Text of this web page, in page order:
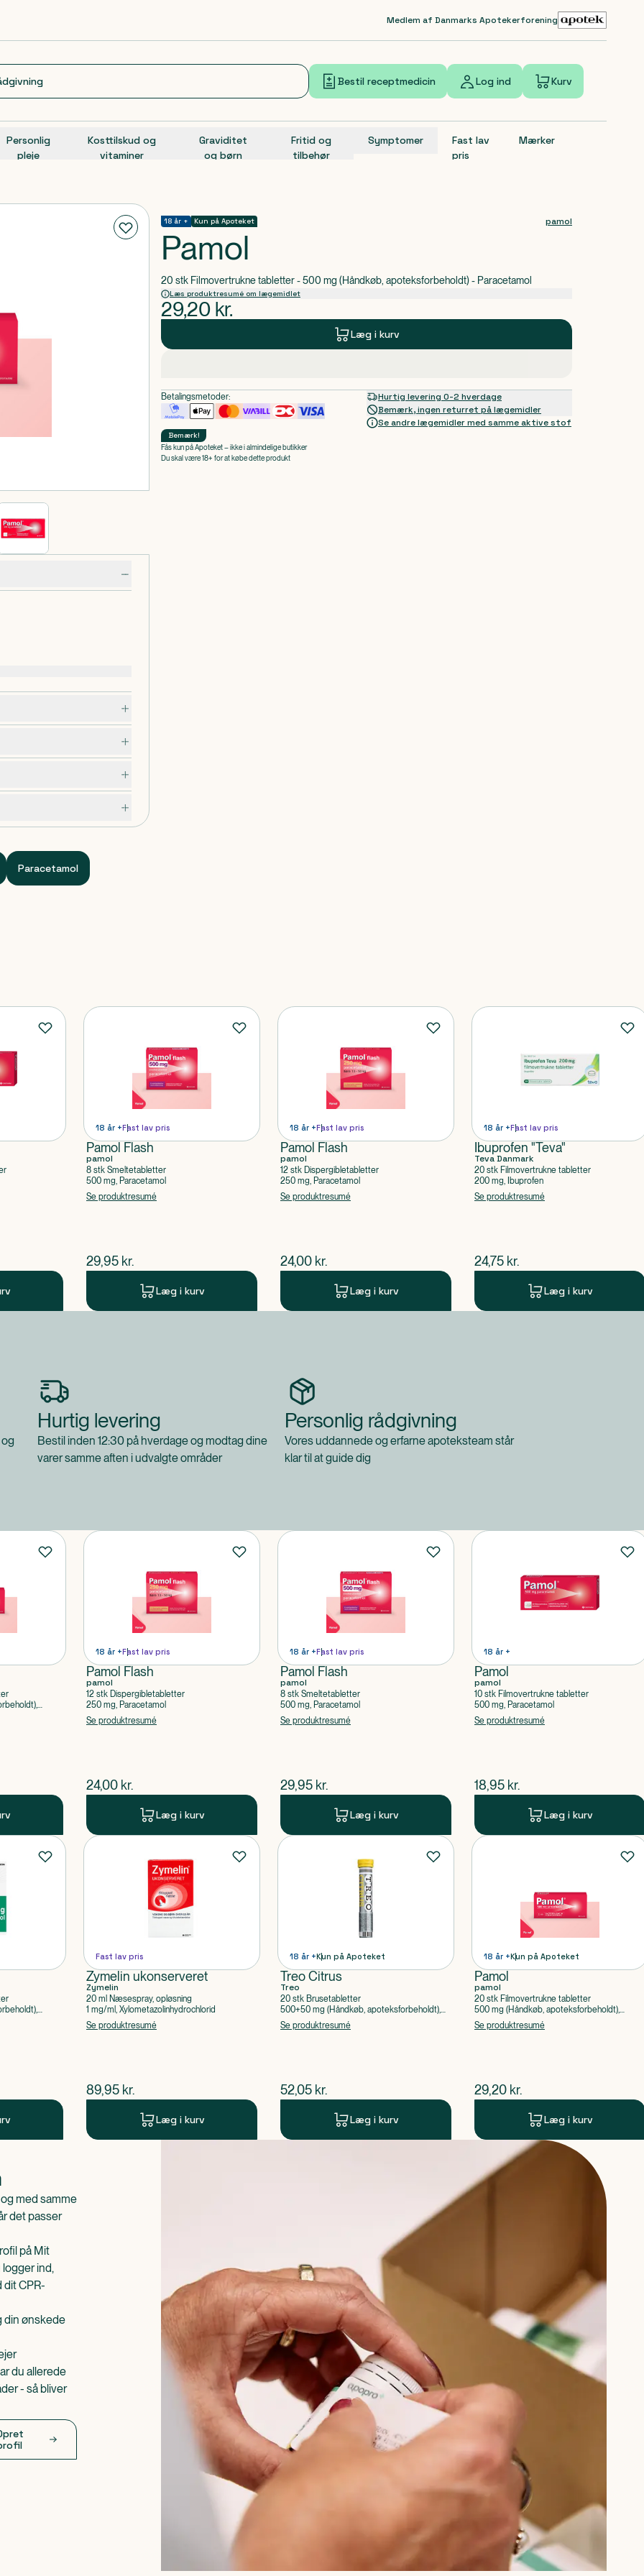
Medlem af Danmarks Apotekerforening
Bestil receptmedicin Log ind Kurv
Personlig
pleje
Kosttilskud og
vitaminer
Graviditet
og børn
Fritid og
tilbehør
Symptomer
Fast lav
pris
Mærker
Paracetamol
18 år + Kun på Apoteket pamol
Pamol
20 stk Filmovertrukne tabletter - 500 mg (Håndkøb, apoteksforbeholdt) - Paracetamol
Læs produktresumé om lægemidlet
29,20 kr.
Læg i kurv
Betalingsmetoder:
Hurtig levering 0-2 hverdage
Bemærk, ingen returret på lægemidler
Se andre lægemidler med samme aktive stof
Bemærk!
Fås kun på Apoteket – ikke i almindelige butikker
Du skal være 18+ for at købe dette produkt
18 år +Fast lav pris
Pamol Flash
pamol
8 stk Smeltetabletter
500 mg, Paracetamol
Se produktresumé
$nuværende pris
29,95 kr.
Læg i kurv
18 år +Fast lav pris
Pamol Flash
pamol
12 stk Dispergibletabletter
250 mg, Paracetamol
Se produktresumé
$nuværende pris
24,00 kr.
Læg i kurv
18 år +Fast lav pris
Ibuprofen "Teva"
Teva Danmark
20 stk Filmovertrukne tabletter
200 mg, Ibuprofen
Se produktresumé
$nuværende pris
24,75 kr.
Læg i kurv
Hurtig levering
Bestil inden 12:30 på hverdage og modtag dine
varer samme aften i udvalgte områder
Personlig rådgivning
Vores uddannede og erfarne apoteksteam står
klar til at guide dig
18 år +Fast lav pris
Pamol Flash
pamol
12 stk Dispergibletabletter
250 mg, Paracetamol
Se produktresumé
$nuværende pris
24,00 kr.
Læg i kurv
18 år +Fast lav pris
Pamol Flash
pamol
8 stk Smeltetabletter
500 mg, Paracetamol
Se produktresumé
$nuværende pris
29,95 kr.
Læg i kurv
18 år +
Pamol
pamol
10 stk Filmovertrukne tabletter
500 mg, Paracetamol
Se produktresumé
$nuværende pris
18,95 kr.
Læg i kurv
Fast lav pris
Zymelin ukonserveret
Zymelin
20 ml Næsespray, opløsning
1 mg/ml, Xylometazolinhydrochlorid
Se produktresumé
$nuværende pris
89,95 kr.
Læg i kurv
18 år +Kun på Apoteket
Treo Citrus
Treo
20 stk Brusetabletter
500+50 mg (Håndkøb, apoteksforbeholdt),
Acetylsalicylsyre, Caffein
Se produktresumé
$nuværende pris
52,05 kr.
Læg i kurv
18 år +Kun på Apoteket
Pamol
pamol
20 stk Filmovertrukne tabletter
500 mg (Håndkøb, apoteksforbeholdt),
Paracetamol
Se produktresumé
$nuværende pris
29,20 kr.
Læg i kurv
med samme
det passer
på Mit
ind,
dit CPR-
din ønskede
du allerede
- så bliver